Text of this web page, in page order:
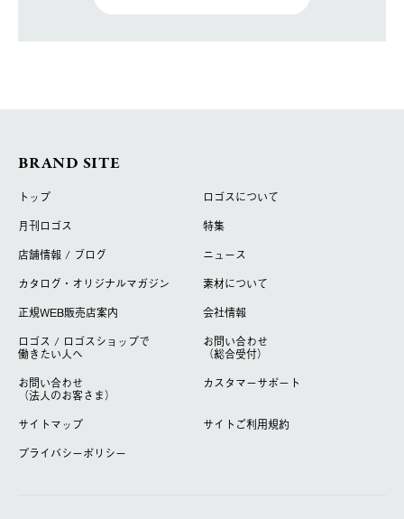
BRAND SITE
トップ
ロゴスについて
月刊ロゴス
特集
店舗情報 / ブログ
ニュース
カタログ・オリジナルマガジン
素材について
正規WEB販売店案内
会社情報
ロゴス / ロゴスショップで
働きたい人へ
お問い合わせ
（総合受付）
お問い合わせ
（法人のお客さま）
カスタマーサポート
サイトマップ
サイトご利用規約
プライバシーポリシー